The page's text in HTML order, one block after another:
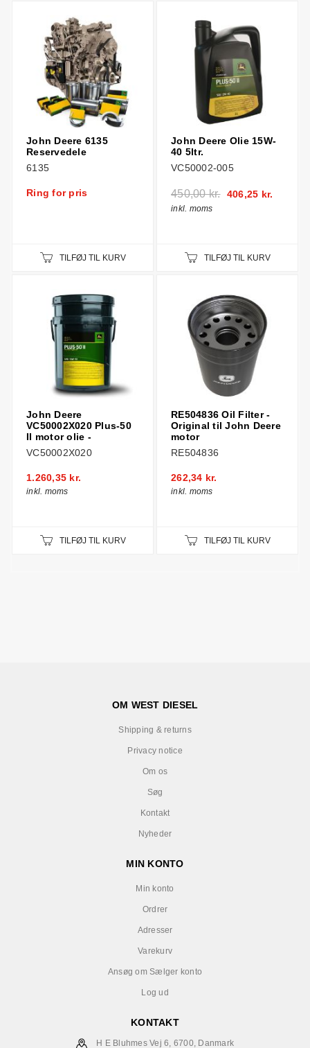
John Deere 6135
Reservedele
6135
Ring for pris
TILFØJ TIL KURV
John Deere Olie 15W-
40 5ltr.
VC50002-005
450,00 kr. 406,25 kr.
inkl. moms
TILFØJ TIL KURV
John Deere
VC50002X020 Plus-50
II motor olie -
VC50002X020
1.260,35 kr.
inkl. moms
TILFØJ TIL KURV
RE504836 Oil Filter -
Original til John Deere
motor
RE504836
262,34 kr.
inkl. moms
TILFØJ TIL KURV
OM WEST DIESEL
Shipping & returns
Privacy notice
Om os
Søg
Kontakt
Nyheder
MIN KONTO
Min konto
Ordrer
Adresser
Varekurv
Ansøg om Sælger konto
Log ud
KONTAKT
H E Bluhmes Vej 6, 6700, Danmark